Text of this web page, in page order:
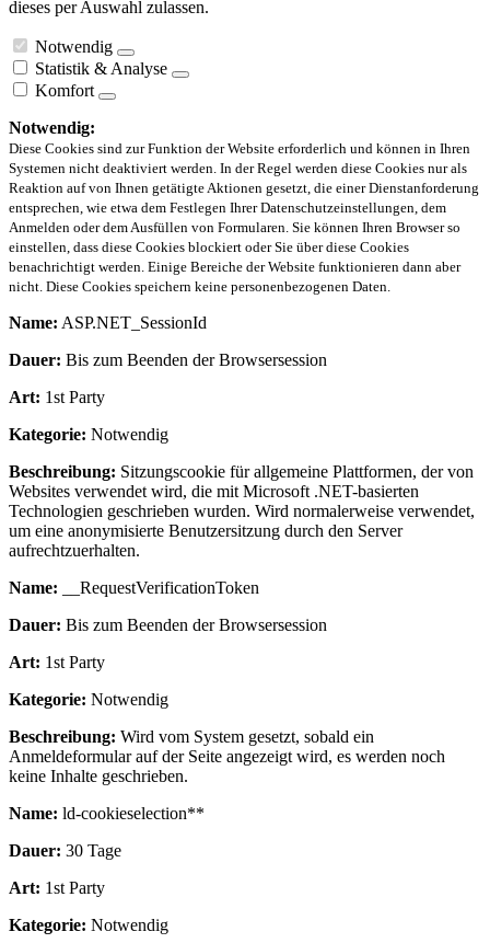
dieses per Auswahl zulassen.
Notwendig
Statistik & Analyse
Komfort
Notwendig:
Diese Cookies sind zur Funktion der Website erforderlich und können in Ihren
Systemen nicht deaktiviert werden. In der Regel werden diese Cookies nur als
Reaktion auf von Ihnen getätigte Aktionen gesetzt, die einer Dienstanforderung
entsprechen, wie etwa dem Festlegen Ihrer Datenschutzeinstellungen, dem
Anmelden oder dem Ausfüllen von Formularen. Sie können Ihren Browser so
einstellen, dass diese Cookies blockiert oder Sie über diese Cookies
benachrichtigt werden. Einige Bereiche der Website funktionieren dann aber
nicht. Diese Cookies speichern keine personenbezogenen Daten.
Name: ASP.NET_SessionId
Dauer: Bis zum Beenden der Browsersession
Art: 1st Party
Kategorie: Notwendig
Beschreibung: Sitzungscookie für allgemeine Plattformen, der von
Websites verwendet wird, die mit Microsoft .NET-basierten
Technologien geschrieben wurden. Wird normalerweise verwendet,
um eine anonymisierte Benutzersitzung durch den Server
aufrechtzuerhalten.
Name: __RequestVerificationToken
Dauer: Bis zum Beenden der Browsersession
Art: 1st Party
Kategorie: Notwendig
Beschreibung: Wird vom System gesetzt, sobald ein
Anmeldeformular auf der Seite angezeigt wird, es werden noch
keine Inhalte geschrieben.
Name: ld-cookieselection**
Dauer: 30 Tage
Art: 1st Party
Kategorie: Notwendig